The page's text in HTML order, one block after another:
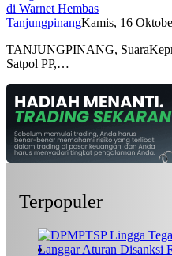
di Warnet Hembas
TanjungpinangKamis, 16
TANJUNGPINANG,
Satpol PP,…
Terpopuler